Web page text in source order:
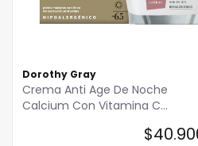
Dorothy Gray
Crema Anti Age De Noche
Calcium Con Vitamina C
$40.